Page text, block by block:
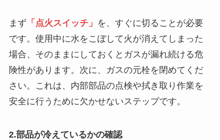
まず 「点火スイッチ」 を、すぐに切ることが必要
です。使用中に水をこぼして火が消えてしまった
場合、そのままにしておくとガスが漏れ続ける危
険性があります。次に、ガスの元栓を閉めてくだ
さい。これは、内部部品の点検や拭き取り作業を
安全に行うために欠かせないステップです。
2.部品が冷えているかの確認